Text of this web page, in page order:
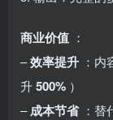
商业价值 ：
–效率提升 ：内
升500% ）
–成本节省 ：